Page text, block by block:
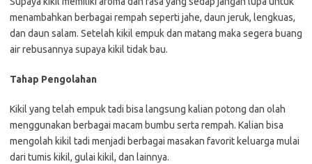
menambahkan berbagai rempah seperti jahe, daun jeruk, lengkuas,
dan daun salam. Setelah kikil empuk dan matang maka segera buang
air rebusannya supaya kikil tidak bau.
Tahap Pengolahan
Kikil yang telah empuk tadi bisa langsung kalian potong dan olah
menggunakan berbagai macam bumbu serta rempah. Kalian bisa
mengolah kikil tadi menjadi berbagai masakan favorit keluarga mulai
dari tumis kikil, gulai kikil, dan lainnya.